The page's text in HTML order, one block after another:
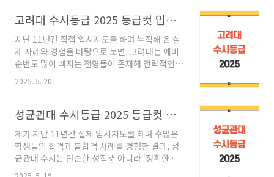
시스템공학부탐구형인재4.455.61지원자 스펙
다양, 충원 많음국제물..
모집의 전형별 입결과 등급컷을 기반으로, 실질
적인 지원 전략을 제시하고자 합니다. 마무리 조
언까지 읽어보시면 수시지원에 더욱 도움이 되실
것입니다.전형명특징의예과 평균등급수능최저
지원 전략학생부교과(지역균형)내신 100%, 학
교장 추천 필요1.00적용내신 최상위권 학생에게
조 필요논술우수자전형논술 100%, 수능최저 충
족 필수실질경쟁률..
고려대 수시등급 2025 등급컷 입결 최저 의대 간호학과 (ft. 11년 노하우)
지난 11년간 직접 입시지도를 하며 누적해 온 실
제 사례와 경험을 바탕으로 보면, 고려대는 예비
순번도 많이 빠지는 전형들이 존재해 전략적인
지원이 특히 중요한 대학입니다. 특히 학생부종
합전형인 학업우수형, 계열적합형, 학교 추천 전
수능 최저학력기준과 면접, 서류 완성도까지 종
다. 이번 글에서는 2025학년도 고려대학교 수시
전형별 등급컷과 입결을 분석하여, 수험생 여러
분이 보다 구체적이고 실질적인 지원 전략을 세
우실 수 있도록 돕고자 합니다.함께보면 좋은 대
2025. 5. 20.
성균관대 수시등급 2025 등급컷 입결 의대 약대 (ft. 실제 11년 입시지도)
제가 지난 11년간 실제 입시지도를 하며 수많은
학생들의 합격과 불합격 사례를 경험한 결과, 성
균관대 수시는 단순한 성적뿐 아니라 ‘정확한 전
략’이 가장 중요했습니다. 성균관대는 국내 최상